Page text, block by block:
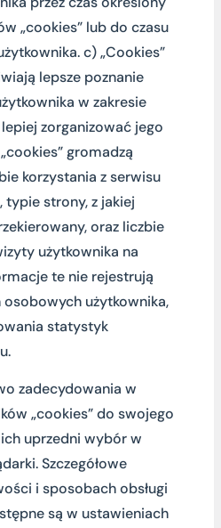
„cookies” lub do czasu
c) „Cookies”
lepsze poznanie
w zakresie
zorganizować jego
gromadzą
korzystania z serwisu
typie strony, z jakiej
oraz liczbie
użytkownika na
te nie rejestrują
użytkownika,
statystyk
zadecydowania w
„cookies” do swojego
uprzedni wybór w
Szczegółowe
i sposobach obsługi
są w ustawieniach